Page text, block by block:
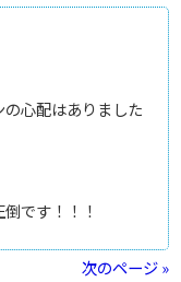
心配はありました
です！！！
次のページ »